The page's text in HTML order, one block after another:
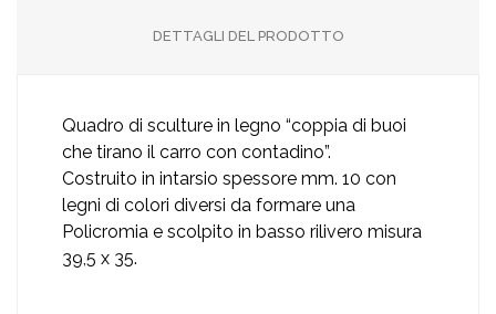
DETTAGLI DEL PRODOTTO
Quadro di sculture in legno “coppia di buoi
che tirano il carro con contadino”.
Costruito in intarsio spessore mm. 10 con
legni di colori diversi da formare una
Policromia e scolpito in basso rilivero misura
39,5 x 35.